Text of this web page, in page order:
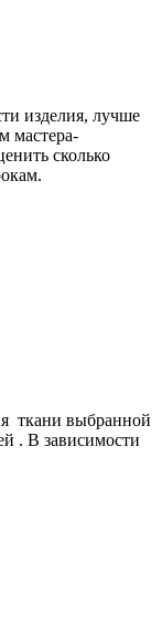
изделия, лучше
мастера-
сколько
ткани выбранной
. В зависимости